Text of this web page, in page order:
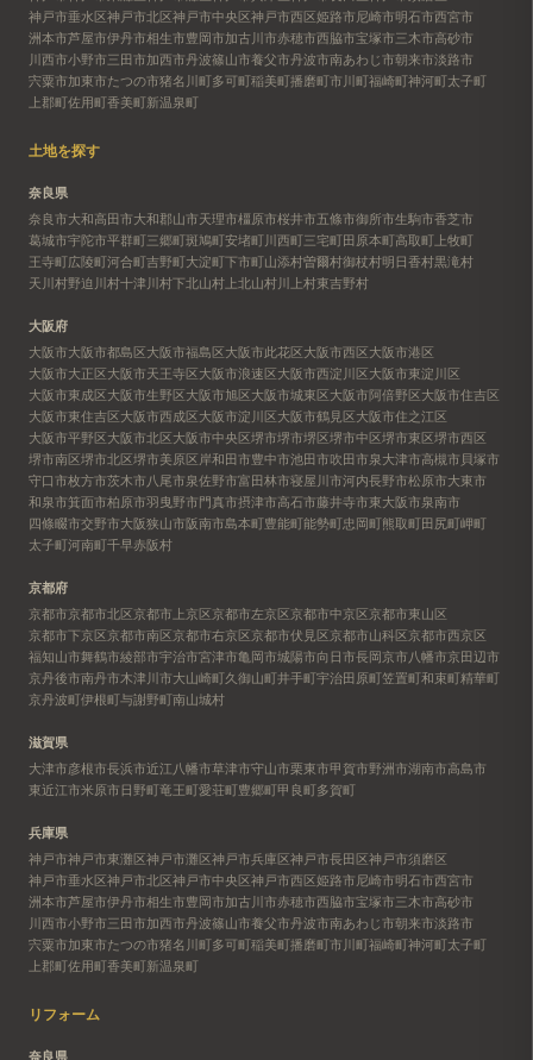
神戸市垂水区神戸市北区神戸市中央区神戸市西区姫路市尼崎市明石市西宮市
洲本市芦屋市伊丹市相生市豊岡市加古川市赤穂市西脇市宝塚市三木市高砂市
川西市小野市三田市加西市丹波篠山市養父市丹波市南あわじ市朝来市淡路市
宍粟市加東市たつの市猪名川町多可町稲美町播磨町市川町福崎町神河町太子町
上郡町佐用町香美町新温泉町
土地を探す
奈良県
奈良市大和高田市大和郡山市天理市橿原市桜井市五條市御所市生駒市香芝市
葛城市宇陀市平群町三郷町斑鳩町安堵町川西町三宅町田原本町高取町 上牧町
王寺町広陵町河合町吉野町大淀町下市町山添村曽爾村御杖村明日香村黒滝村
天川村野迫川村十津川村下北山村 上北山村川上村東吉野村
大阪府
大阪市大阪市都島区大阪市福島区大阪市此花区大阪市西区大阪市港区
大阪市大正区大阪市天王寺区大阪市浪速区大阪市西淀川区大阪市東淀川区
大阪市東成区大阪市生野区大阪市旭区大阪市城東区大阪市阿倍野区大阪市住吉区
大阪市東住吉区大阪市西成区大阪市淀川区大阪市鶴見区大阪市住之江区
大阪市平野区大阪市北区大阪市中央区堺市堺市堺区堺市中区堺市東区堺市西区
堺市南区堺市北区堺市美原区岸和田市豊中市池田市吹田市泉大津市高槻市 貝塚市
守口市枚方市茨木市八尾市泉佐野市富田林市寝屋川市河内長野市松原市大東市
和泉市箕面市柏原市羽曳野市門真市摂津市高石市藤井寺市東大阪市泉南市
四條畷市交野市大阪狭山市阪南市島本町豊能町能勢町忠岡町熊取町田尻町岬町
太子町河南町千早赤阪村
京都府
京都市京都市北区京都市上京区京都市左京区京都市中京区京都市東山区
京都市下京区京都市南区京都市右京区京都市伏見区京都市山科区京都市西京区
福知山市舞鶴市綾部市宇治市宮津市亀岡市城陽市向日市長岡京市八幡市京田辺市
京丹後市南丹市木津川市大山崎町久御山町井手町宇治田原町笠置町和束町精華町
京丹波町伊根町与謝野町南山城村
滋賀県
大津市彦根市長浜市近江八幡市草津市守山市栗東市甲賀市野洲市湖南市高島市
東近江市米原市日野町竜王町愛荘町豊郷町甲良町多賀町
兵庫県
神戸市神戸市東灘区神戸市灘区神戸市兵庫区神戸市長田区神戸市須磨区
神戸市垂水区神戸市北区神戸市中央区神戸市西区姫路市尼崎市明石市西宮市
洲本市芦屋市伊丹市相生市豊岡市加古川市赤穂市西脇市宝塚市三木市高砂市
川西市小野市三田市加西市丹波篠山市養父市丹波市南あわじ市朝来市淡路市
宍粟市加東市たつの市猪名川町多可町稲美町播磨町市川町福崎町神河町太子町
上郡町佐用町香美町新温泉町
リフォーム
奈良県